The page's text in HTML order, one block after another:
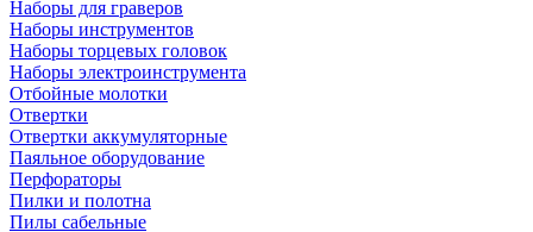
Наборы для граверов
Наборы инструментов
Наборы торцевых головок
Наборы электроинструмента
Отбойные молотки
Отвертки
Отвертки аккумуляторные
Паяльное оборудование
Перфораторы
Пилки и полотна
Пилы сабельные